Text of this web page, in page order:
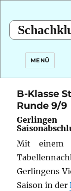
MENÜ
B-Klasse
Runde 9/9
Mit einem
Gerlingens
Saison in der